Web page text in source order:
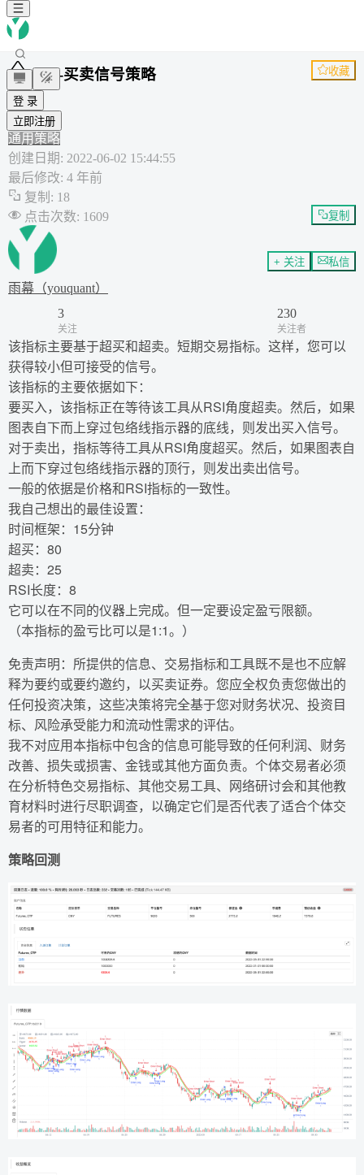
登 录
立即注册
RSI-买卖信号策略 收藏
RSI
EMA
sma
通用策略
创建日期: 2022-06-02 15:44:55
最后修改: 4 年前
复制 : 18
点击次数: 1609 复制
雨幕（youquant）
+ 关注 私信
3
关注
230
关注者
该指标主要基于超买和超卖。短期交易指标。这样，您可以
获得较小但可接受的信号。
该指标的主要依据如下：
要买入，该指标正在等待该工具从RSI角度超卖。然后，如果
图表自下而上穿过包络线指示器的底线，则发出买入信号。
对于卖出，指标等待工具从RSI角度超买。然后，如果图表自
上而下穿过包络线指示器的顶行，则发出卖出信号。
一般的依据是价格和RSI指标的一致性。
我自己想出的最佳设置：
时间框架：15分钟
超买：80
超卖：25
RSI长度：8
它可以在不同的仪器上完成。但一定要设定盈亏限额。
（本指标的盈亏比可以是1:1。）
免责声明：所提供的信息、交易指标和工具既不是也不应解
释为要约或要约邀约，以买卖证券。您应全权负责您做出的
任何投资决策，这些决策将完全基于您对财务状况、投资目
标、风险承受能力和流动性需求的评估。
我不对应用本指标中包含的信息可能导致的任何利润、财务
改善、损失或损害、金钱或其他方面负责。个体交易者必须
在分析特色交易指标、其他交易工具、网络研讨会和其他教
育材料时进行尽职调查，以确定它们是否代表了适合个体交
易者的可用特征和能力。
策略回测